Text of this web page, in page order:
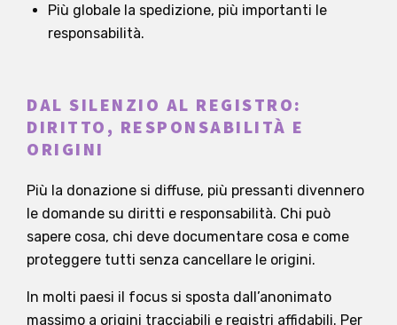
Più globale la spedizione, più importanti le
responsabilità.
DAL SILENZIO AL REGISTRO:
DIRITTO, RESPONSABILITÀ E
ORIGINI
Più la donazione si diffuse, più pressanti divennero
le domande su diritti e responsabilità. Chi può
sapere cosa, chi deve documentare cosa e come
proteggere tutti senza cancellare le origini.
In molti paesi il focus si sposta dall’anonimato
massimo a origini tracciabili e registri affidabili. Per